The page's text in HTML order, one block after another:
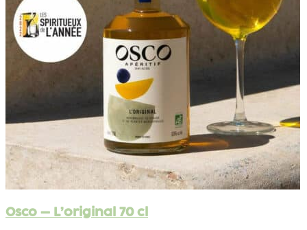
Osco – L’original 70 cl